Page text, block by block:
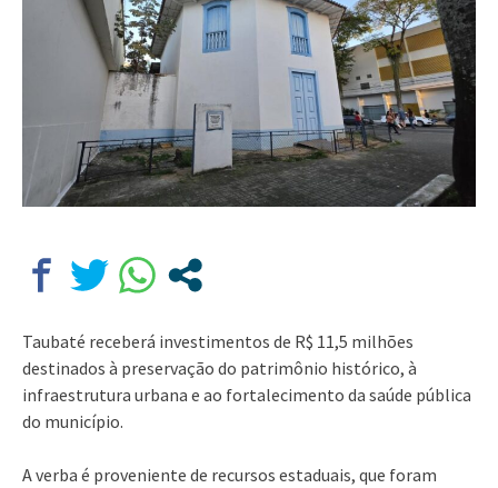
Taubaté receberá investimentos de R$ 11,5 milhões
destinados à preservação do patrimônio histórico, à
infraestrutura urbana e ao fortalecimento da saúde pública
do município.
A verba é proveniente de recursos estaduais, que foram